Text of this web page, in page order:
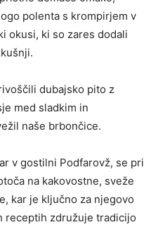
polenta s krompirjem v
okusi, ki so zares dodali
dubajsko pito z
med sladkim in
naše brbončice.
v gostilni Podfarovž, se pri
na kakovostne, sveže
kar je ključno za njegovo
receptih združuje tradicijo